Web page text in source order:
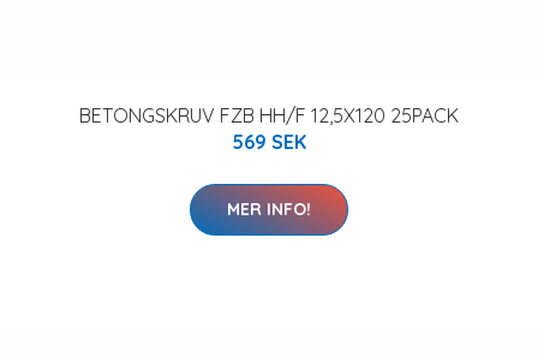
BETONGSKRUV FZB HH/F 12,5X120 25PACK
569 SEK
MER INFO!